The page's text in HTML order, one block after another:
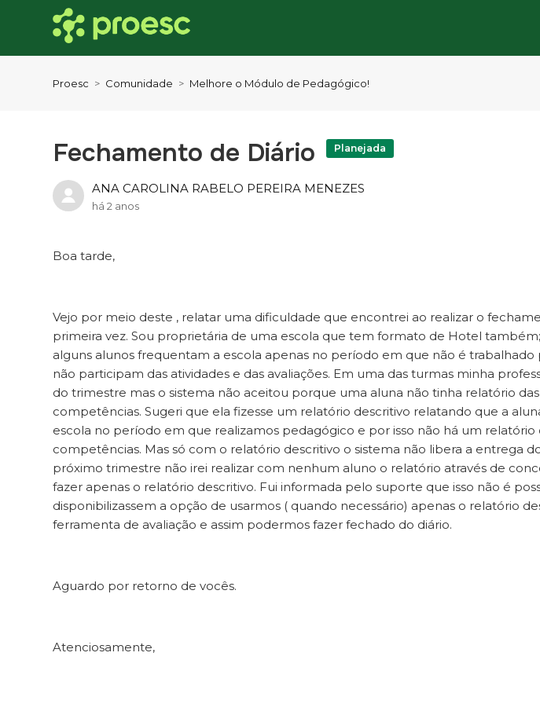
Proesc Comunidade Melhore o Módulo de Pedagógico!
Fechamento de Diário Planejada
ANA CAROLINA RABELO PEREIRA MENEZES
há 2 anos
Boa tarde,
Vejo por meio deste , relatar uma dificuldade que encontrei ao realizar o
primeira vez. Sou proprietária de uma escola que tem formato de Hotel
alguns alunos frequentam a escola apenas no período em que não é trabalhado
não participam das atividades e das avaliações. Em uma das turmas minha
do trimestre mas o sistema não aceitou porque uma aluna não tinha relatório
competências. Sugeri que ela fizesse um relatório descritivo relatando que a
escola no período em que realizamos pedagógico e por isso não há um relatório
competências. Mas só com o relatório descritivo o sistema não libera a entrega
próximo trimestre não irei realizar com nenhum aluno o relatório através de
fazer apenas o relatório descritivo. Fui informada pelo suporte que isso não é
disponibilizassem a opção de usarmos ( quando necessário) apenas o relatório
ferramenta de avaliação e assim podermos fazer fechado do diário.
Aguardo por retorno de vocês.
Atenciosamente,